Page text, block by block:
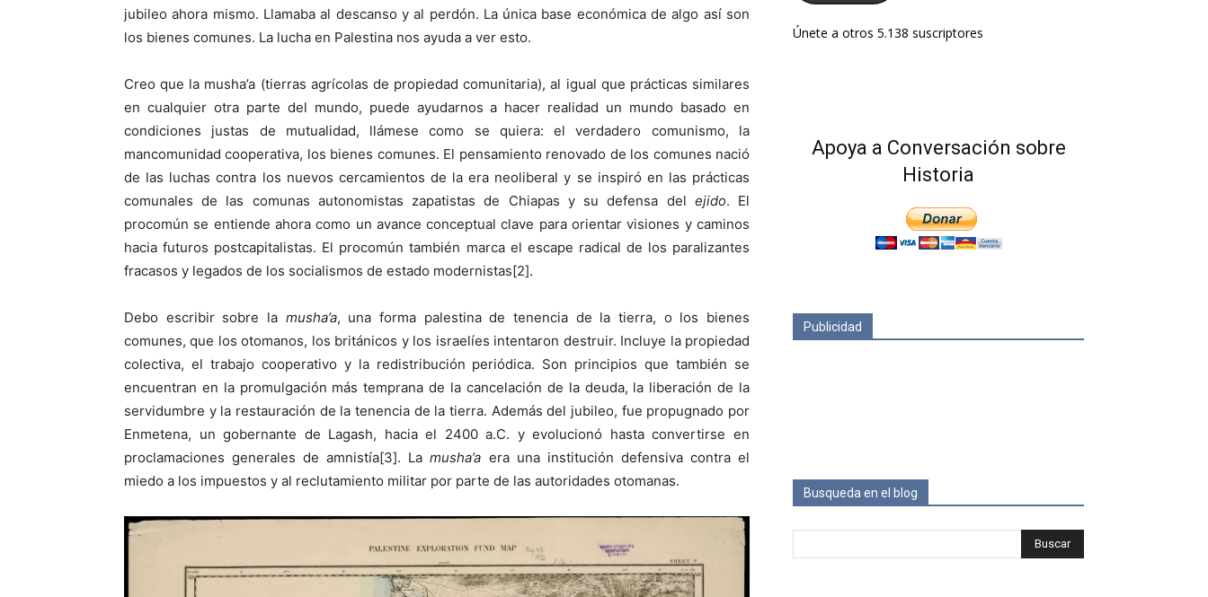
jubileo ahora mismo. Llamaba al descanso y al perdón. La única base económica de algo así son
los bienes comunes. La lucha en Palestina nos ayuda a ver esto.
Creo que la musha’a (tierras agrícolas de propiedad comunitaria), al igual que prácticas similares
en cualquier otra parte del mundo, puede ayudarnos a hacer realidad un mundo basado en
condiciones justas de mutualidad, llámese como se quiera: el verdadero comunismo, la
mancomunidad cooperativa, los bienes comunes. El pensamiento renovado de los comunes nació
de las luchas contra los nuevos cercamientos de la era neoliberal y se inspiró en las prácticas
comunales de las comunas autonomistas zapatistas de Chiapas y su defensa del ejido. El
procomún se entiende ahora como un avance conceptual clave para orientar visiones y caminos
hacia futuros postcapitalistas. El procomún también marca el escape radical de los paralizantes
fracasos y legados de los socialismos de estado modernistas[2].
Debo escribir sobre la musha’a, una forma palestina de tenencia de la tierra, o los bienes
comunes, que los otomanos, los británicos y los israelíes intentaron destruir. Incluye la propiedad
colectiva, el trabajo cooperativo y la redistribución periódica. Son principios que también se
encuentran en la promulgación más temprana de la cancelación de la deuda, la liberación de la
servidumbre y la restauración de la tenencia de la tierra. Además del jubileo, fue propugnado por
Enmetena, un gobernante de Lagash, hacia el 2400 a.C. y evolucionó hasta convertirse en
proclamaciones generales de amnistía[3]. Lamusha’a era una institución defensiva contra el
miedo a los impuestos y al reclutamiento militar por parte de las autoridades otomanas.
Únete a otros 5.138 suscriptores
Apoya a Conversación sobre
Historia
Publicidad
Busqueda en el blog